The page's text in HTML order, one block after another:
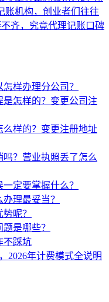
账机构，创业者们往往
齐，究竟代理记账口碑
样办理分公司？
怎样的？变更公司注
么样的？变更注册地址
？营业执照丢了怎么
定要掌握什么？
理最妥当？
呢？
是哪些？
不踩坑
2026年计费模式全说明